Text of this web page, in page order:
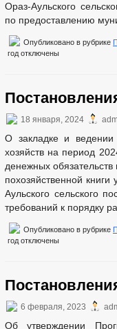
Ораз-Аульского
по предоставлению
Опубликовано в рубрике
год отключены
18 января, 2024
О закладке и ведении
хозяйств на период
денежных
похозяйственной
Аульского сельского
требований к порядку
Опубликовано в рубрике
год отключены
6 февраля, 2023
Об утверждении